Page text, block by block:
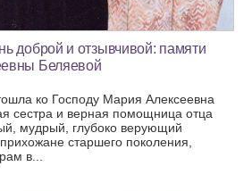
доброй и отзывчивой: памяти
Беляевой
ко Господу Мария Алексеевна
сестра и верная помощница отца
мудрый, глубоко верующий
старшего поколения,
в...